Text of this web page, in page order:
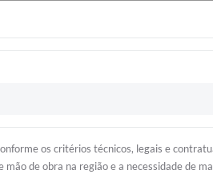
os critérios técnicos, legais e
de obra na região e a necessidade de